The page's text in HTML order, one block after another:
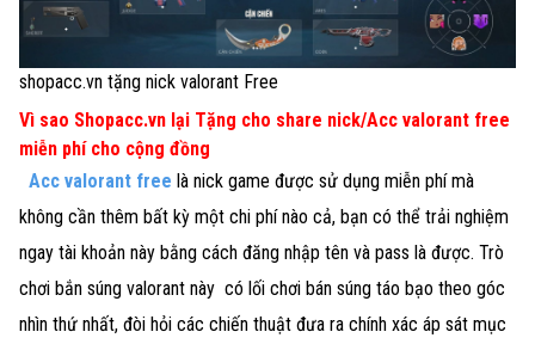
shopacc.vn tặng nick valorant Free
Vì sao Shopacc.vn lại Tặng cho share nick/Acc valorant free
miễn phí cho cộng đồng
Acc valorant free là nick game được sử dụng miễn phí mà
không cần thêm bất kỳ một chi phí nào cả, bạn có thể trải nghiệm
ngay tài khoản này bằng cách đăng nhập tên và pass là được. Trò
chơi bắn súng valorant này có lối chơi bán súng táo bạo theo góc
nhìn thứ nhất, đòi hỏi các chiến thuật đưa ra chính xác áp sát mục